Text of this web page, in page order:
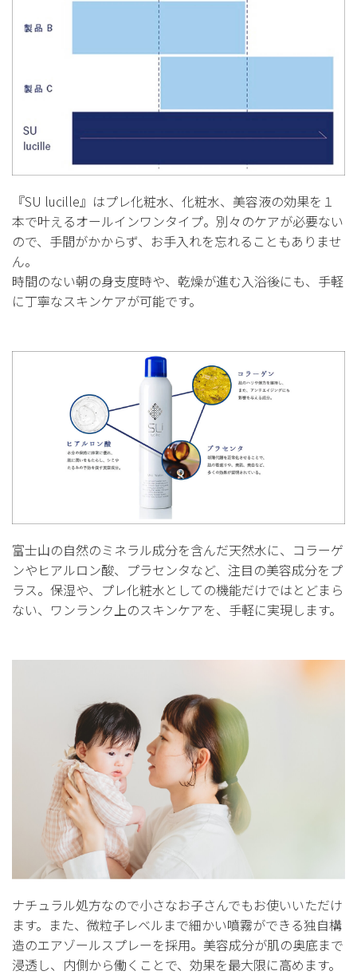
『SU lucille』はプレ化粧水、化粧水、美容液の効果を１
本で叶えるオールインワンタイプ。別々のケアが必要ない
ので、手間がかからず、お手入れを忘れることもありませ
ん。
時間のない朝の身支度時や、乾燥が進む入浴後にも、手軽
に丁寧なスキンケアが可能です。
富士山の自然のミネラル成分を含んだ天然水に、コラーゲ
ンやヒアルロン酸、プラセンタなど、注目の美容成分をプ
ラス。保湿や、プレ化粧水としての機能だけではとどまら
ない、ワンランク上のスキンケアを、手軽に実現します。
ナチュラル処方なので小さなお子さんでもお使いいただけ
ます。また、微粒子レベルまで細かい噴霧ができる独自構
造のエアゾールスプレーを採用。美容成分が肌の奥底まで
浸透し、内側から働くことで、効果を最大限に高めます。